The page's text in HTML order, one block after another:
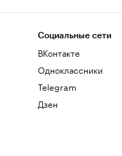
Социальные сети
ВКонтакте
Одноклассники
Telegram
Дзен